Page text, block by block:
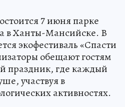
7 июня парке
в Ханты-Мансийске. В
экофестиваль «Спасти
обещают гостям
праздник, где каждый
участвуя в
активностях.